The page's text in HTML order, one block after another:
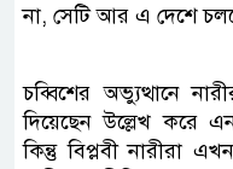
না, সেটি আর এ দেশে
চব্বিশের অভ্যুত্থানে
দিয়েছেন উল্লেখ করে
কিন্তু বিপ্লবী নারীরা